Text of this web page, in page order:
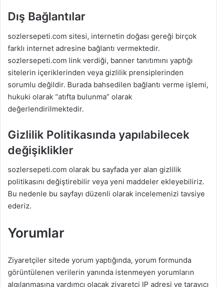
Dış Bağlantılar
sozlersepeti.com sitesi, internetin doğası gereği birçok
farklı internet adresine bağlantı vermektedir.
sozlersepeti.com link verdiği, banner tanıtımını yaptığı
sitelerin içeriklerinden veya gizlilik prensiplerinden
sorumlu değildir. Burada bahsedilen bağlantı verme işlemi,
hukuki olarak “atıfta bulunma” olarak
değerlendirilmektedir.
Gizlilik Politikasında yapılabilecek
değişiklikler
sozlersepeti.com olarak bu sayfada yer alan gizlilik
politikasını değiştirebilir veya yeni maddeler ekleyebiliriz.
Bu nedenle bu sayfayı düzenli olarak incelemenizi tavsiye
ederiz.
Yorumlar
Ziyaretçiler sitede yorum yaptığında, yorum formunda
görüntülenen verilerin yanında istenmeyen yorumların
algılanmasına yardımcı olacak ziyaretçi IP adresi ve tarayıcı